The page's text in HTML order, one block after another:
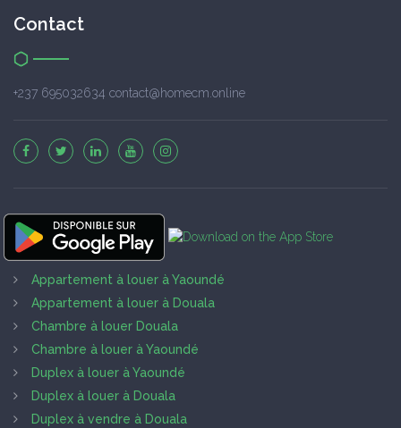
Contact
+237 695032634 contact@homecm.online
Appartement à louer à Yaoundé
Appartement à louer à Douala
Chambre à louer Douala
Chambre à louer à Yaoundé
Duplex à louer à Yaoundé
Duplex à louer à Douala
Duplex à vendre à Douala